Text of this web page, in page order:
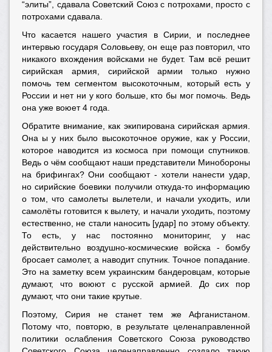
“элиты”, сдавала Советский Союз с потрохами, просто с
потрохами сдавала.
Что касается нашего участия в Сирии, и последнее
интервью государя Соловьеву, он еще раз повторил, что
никакого вхождения войсками не будет. Там всё решит
сирийская армия, сирийской армии только нужно
помочь тем сегментом высокоточным, который есть у
России и нет ни у кого больше, кто бы мог помочь. Ведь
она уже воюет 4 года.
Обратите внимание, как экипирована сирийская армия.
Она ы у них было высокоточное оружие, как у России,
которое наводится из космоса при помощи спутников.
Ведь о чём сообщают наши представители Минобороны
на брифингах? Они сообщают - хотели нанести удар,
но сирийские боевики получили откуда-то информацию
о том, что самолеты вылетели, и начали уходить, или
самолёты готовится к вылету, и начали уходить, поэтому
естественно, не стали наносить [удар] по этому объекту.
То есть, у нас постоянно мониторинг, у нас
действительно воздушно-космические войска - бомбу
бросает самолет, а наводит спутник. Точное попадание.
Это на заметку всем украинским бандеровцам, которые
думают, что воюют с русской армией. До сих пор
думают, что они такие крутые.
Поэтому, Сирия не станет тем же Афганистаном.
Потому что, повторю, в результате целенаправленной
политики ослабления Советского Союза руководство